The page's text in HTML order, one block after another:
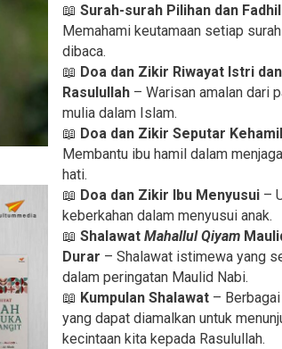
📖 Surah-surah Pilihan dan
Memahami keutamaan setiap
dibaca.
📖 Doa dan Zikir Riwayat Istri
Rasulullah – Warisan amalan dari
mulia dalam Islam.
📖 Doa dan Zikir Seputar
Membantu ibu hamil dalam
hati.
📖 Doa dan Zikir Ibu Menyusui –
keberkahan dalam menyusui anak.
📖 Shalawat Mahallul Qiyam
Durar – Shalawat istimewa yang
dalam peringatan Maulid Nabi.
📖 Kumpulan Shalawat –
yang dapat diamalkan untuk
kecintaan kita kepada Rasulullah.